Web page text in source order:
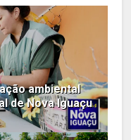
ambiental
de Nova Iguaçu